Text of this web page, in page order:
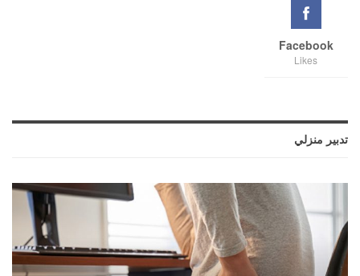
Facebook
Likes
تدبير منزلي